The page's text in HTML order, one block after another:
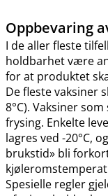
Oppbevaring
I de aller fleste
holdbarhet være
for at produktet
De fleste vaksiner
8°C). Vaksiner
frysing. Enkelte
lagres ved -20°C,
brukstid» bli
Spesielle regler